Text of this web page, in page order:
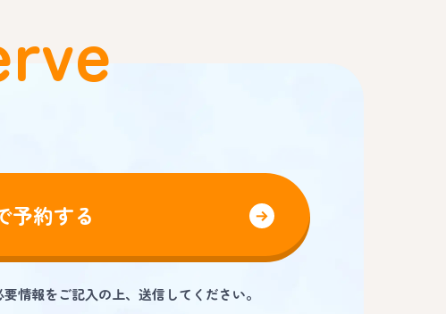
予約する
情報をご記入の上、送信してください。